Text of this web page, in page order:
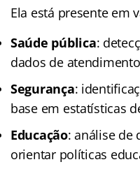
Ela está presente em
Saúde pública:
dados de
Segurança:
base em estatísticas
Educação: análise de
orientar políticas